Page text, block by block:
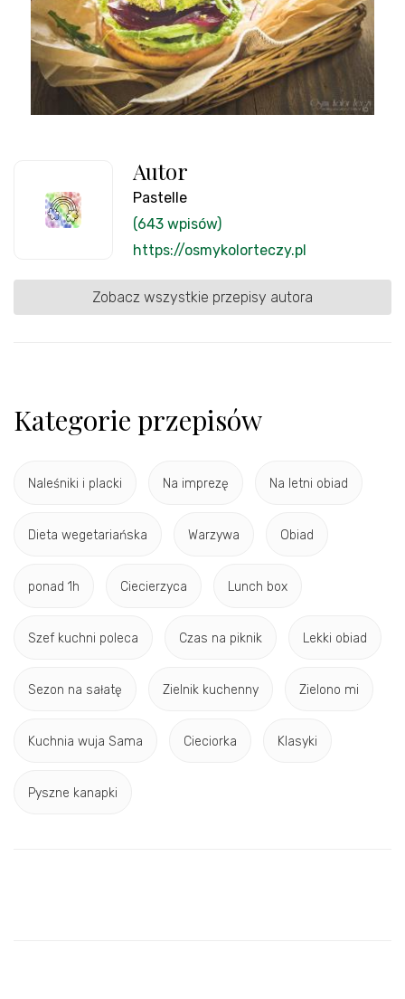
Autor
Pastelle
(643 wpisów)
https://osmykolorteczy.pl
Zobacz wszystkie przepisy autora
Kategorie przepisów
Naleśniki i placki Na imprezę Na letni obiad
Dieta wegetariańska Warzywa Obiad
ponad 1h Ciecierzyca Lunch box
Szef kuchni poleca Czas na piknik Lekki obiad
Sezon na sałatę Zielnik kuchenny Zielono mi
Kuchnia wuja Sama Cieciorka Klasyki
Pyszne kanapki